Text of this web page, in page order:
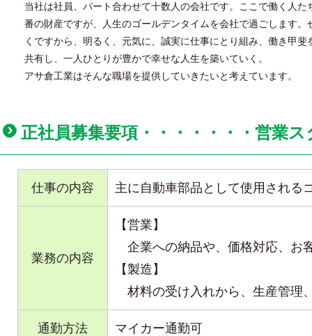
当社は社員、パート合わせて十数人の会社です。ここで働く人た
番の財産ですが、人生のゴールデンタイムを会社で過ごします。
くですから、明るく、元気に、誠実に仕事にとり組み、働き甲斐
共有し、一人ひとりが豊かで幸せな人生を築いていく。
アサ倉工業はそんな職場を提供していきたいと考えています。
正社員募集要項・・・・・・・営業
仕事の内容 主に自動車部品として使用される
業務の内容
【営業】
企業への納品や、価格対応、お
【製造】
材料の受け入れから、生産管理
通勤方法 マイカー通勤可